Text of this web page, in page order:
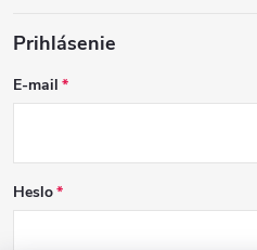
Prihlásenie
E-mail
Heslo